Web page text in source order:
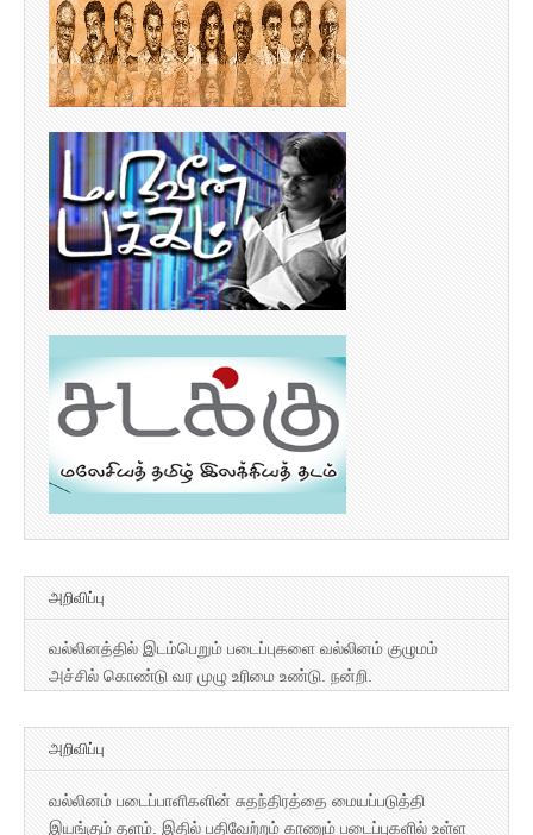
அறிவிப்பு
வல்லினத்தில் இடம்பெறும் படைப்புகளை வல்லினம் குழுமம்
அச்சில் கொண்டு வர முழு உரிமை உண்டு. நன்றி.
அறிவிப்பு
வல்லினம் படைப்பாளிகளின் சுதந்திரத்தை மையப்படுத்தி
இயங்கும் தளம். இதில் பதிவேற்றம் காணும் படைப்புகளில் உள்ள